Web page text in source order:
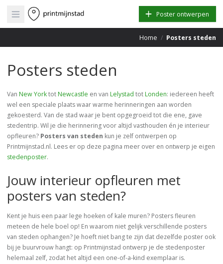
Open main menu Poster ontwerpen
Home / Posters steden
Posters steden
Van New YorktotNewcastle en van Lelystad totLonden: iedereen heeft
wel een speciale plaats waar warme herinneringen aan worden
gekoesterd. Van de stad waar je bent opgegroeid tot die ene, gave
stedentrip. Wil je die herinnering voor altijd vasthouden én je interieur
opfleuren? Posters van steden kun je zelf ontwerpen op
Printmijnstad.nl. Lees er op deze pagina meer over en ontwerp je eigen
stedenposter.
Jouw interieur opfleuren met
posters van steden?
Kent je huis een paar lege hoeken of kale muren? Posters fleuren
meteen de hele boel op! En waarom niet gelijk verschillende posters
van steden ophangen? Je hoeft niet bang te zijn dat dezelfde poster ook
bij je buurvrouw hangt: op Printmijnstad ontwerp je de stedenposter
helemaal zelf, zodat het altijd een one-of-a-kind exemplaar is.